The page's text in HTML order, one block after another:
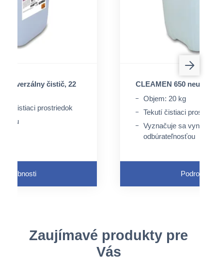
univerzálny čistič, 22
čistiaci prostriedok
CLEAMEN 650
Objem: 20 kg
Tekutí čistiaci
Vyznačuje sa
odbúrateľnosťou
Zaujímavé produkty pre
Vás